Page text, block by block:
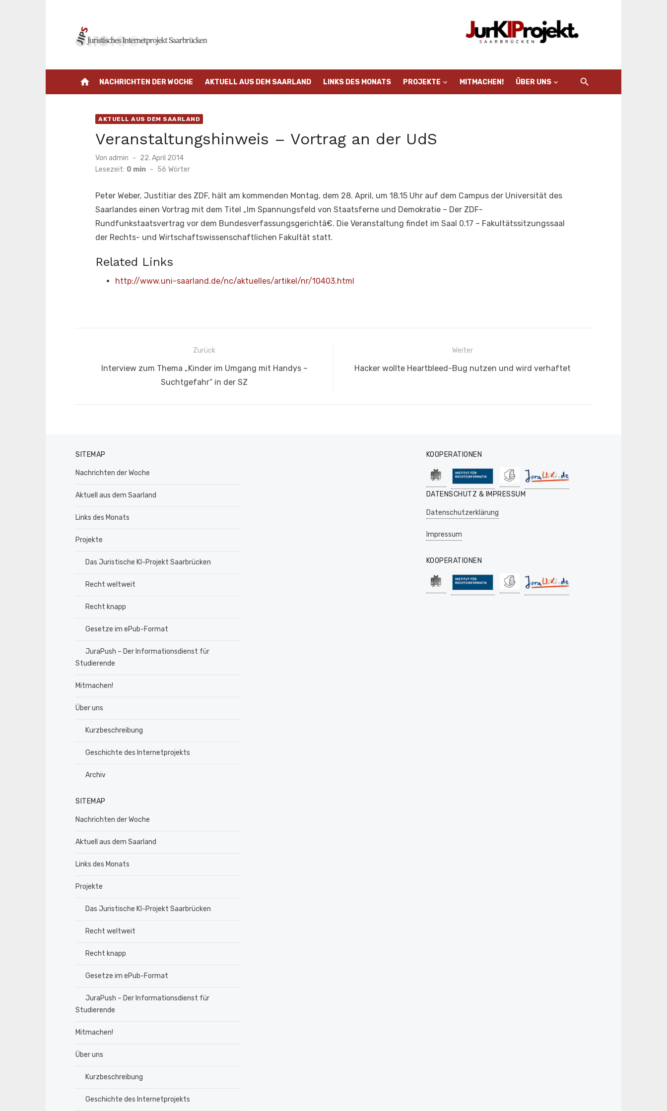
home NACHRICHTEN DER WOCHE AKTUELL AUS DEM SAARLAND LINKS DES MONATS PROJEKTE MITMACHEN! ÜBER UNS
AKTUELL AUS DEM SAARLAND
Veranstaltungshinweis – Vortrag an der UdS
Von admin
Veröffentlicht
am
22. April 2014
Lesezeit: 0 min - 56 Wörter
Peter Weber, Justitiar des ZDF, hält am kommenden Montag, dem 28. April, um 18.15 Uhr auf dem Campus der Universität des
Saarlandes einen Vortrag mit dem Titel „Im Spannungsfeld von Staatsferne und Demokratie – Der ZDF-
Rundfunkstaatsvertrag vor dem Bundesverfassungsgerichtâ€. Die Veranstaltung findet im Saal 0.17 – Fakultätssitzungssaal
der Rechts- und Wirtschaftswissenschaftlichen Fakultät statt.
Related Links
http://www.uni-saarland.de/nc/aktuelles/artikel/nr/10403.html
BeitragsnavigationZurück
Vorheriger
Interview zum Thema „Kinder im Umgang mit Handys –
Suchtgefahr“ in der SZ
Weiter
Nächster
Hacker wollte Heartbleed-Bug nutzen und wird verhaftet
SITEMAP
Nachrichten der Woche
Aktuell aus dem Saarland
Links des Monats
Projekte
Das Juristische KI-Projekt Saarbrücken
Recht weltweit
Recht knapp
Gesetze im ePub-Format
JuraPush – Der Informationsdienst für
Studierende
Mitmachen!
Über uns
Kurzbeschreibung
Geschichte des Internetprojekts
Archiv
SITEMAP
Nachrichten der Woche
Aktuell aus dem Saarland
Links des Monats
Projekte
Das Juristische KI-Projekt Saarbrücken
Recht weltweit
Recht knapp
Gesetze im ePub-Format
JuraPush – Der Informationsdienst für
Studierende
Mitmachen!
Über uns
Kurzbeschreibung
Geschichte des Internetprojekts
KOOPERATIONEN
DATENSCHUTZ & IMPRESSUM
Datenschutzerklärung
Impressum
KOOPERATIONEN